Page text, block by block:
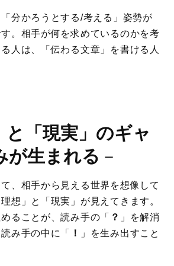
分かろうとする/考える」姿勢が
。相手が何を求めているのかを考
人は、「伝わる文章」を書ける人
と「現実」のギャ
が生まれる －
、相手から見える世界を想像して
想」と「現実」が見えてきます。
ることが、読み手の「
？ 」を解消
み手の中に「
！
」を生み出すこと